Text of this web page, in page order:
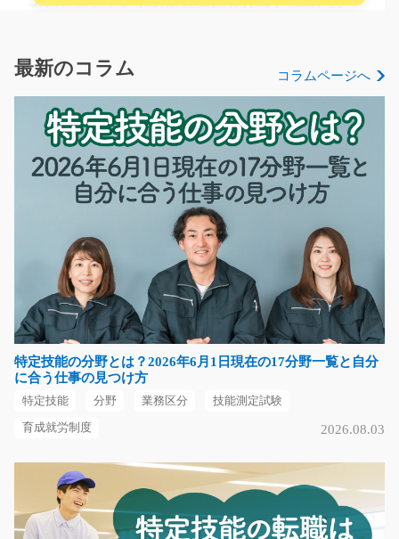
車部品のかんたんな出荷準備とリフト作業/g01_00
車製品の仕分けとリフトを使っての出荷準備♪♪難しい作
長期（3ヶ月以上）
時給1200円
岐阜県養老郡養老町
気になる
元気な方々とデイサービスで働ける職場/g04_0153
急募
資格を活かして介護のお仕事♪ デイサービスでのお仕
事！ ＜サービス形態…
長期（3ヶ月以上）
時給1300～1625円
滋賀県大津市
デザートの製造スタッフ/t03_00483
最新のコラム コラムページへ
特定技能の分野とは？2026年6月1日現在の17分野一覧と自分
に合う仕事の見つけ方
特定技能 分野 業務区分 技能測定試験
育成就労制度 2026.08.03